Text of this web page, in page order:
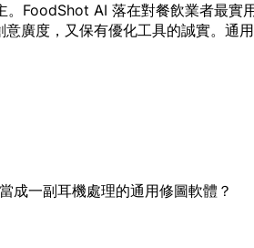
FoodShot AI 落在對餐飲業者最實
廣度，又保有優化工具的誠實。通
一副耳機處理的通用修圖軟體？